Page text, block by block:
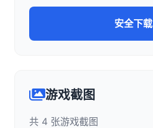
安全下载
游戏截图
共 4 张游戏截图